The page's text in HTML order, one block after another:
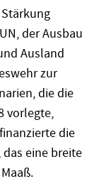
der Ausbau
Ausland
zur
die die
vorlegte,
die
eine breite